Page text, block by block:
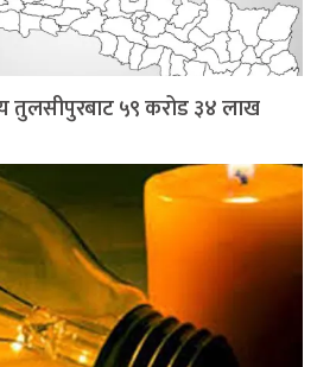
तुलसीपुरबाट ५९ करोड ३४ लाख